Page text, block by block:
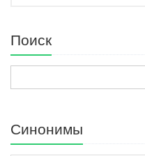
Поиск
Синонимы